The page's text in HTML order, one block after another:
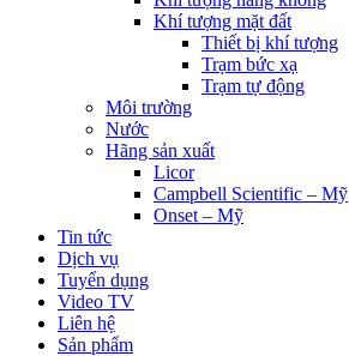
Khí tượng mặt đất
Thiết bị khí tượng
Trạm bức xạ
Trạm tự động
Môi trường
Nước
Hãng sản xuất
Licor
Campbell Scientific – Mỹ
Onset – Mỹ
Tin tức
Dịch vụ
Tuyển dụng
Video TV
Liên hệ
Sản phẩm